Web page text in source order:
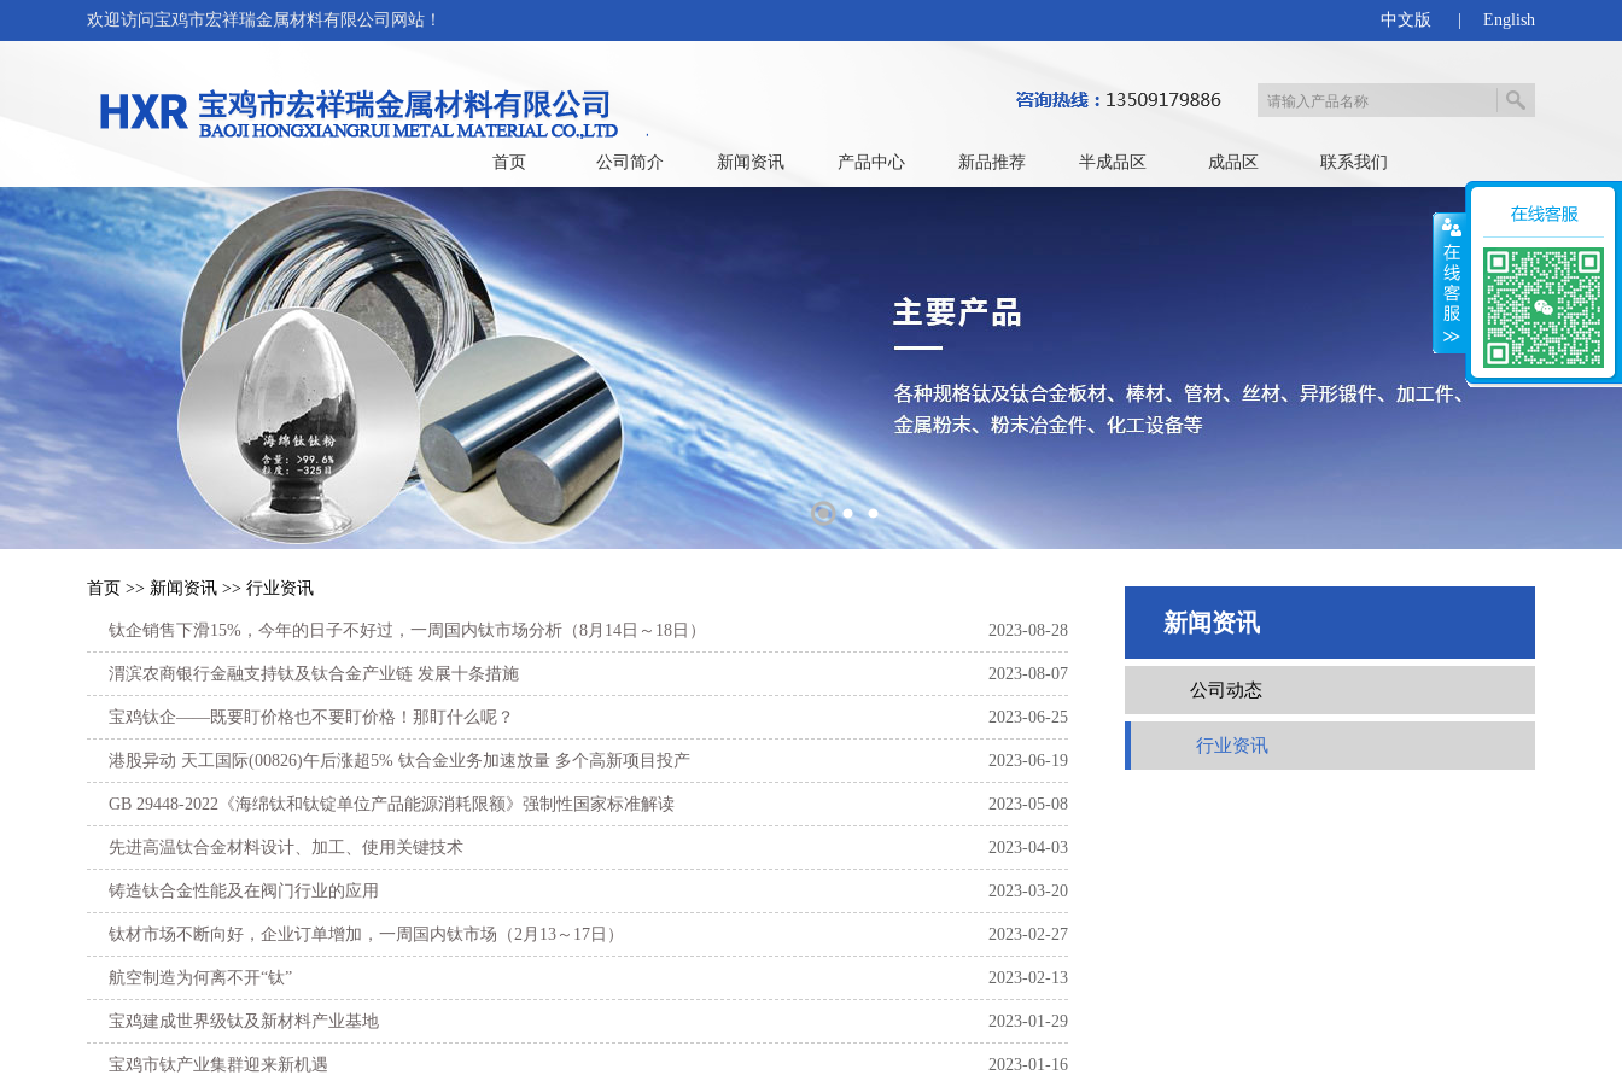
欢迎访问宝鸡市宏祥瑞金属材料有限公司网站！ 中文版 English
首页 公司简介 新闻资讯 产品中心 新品推荐 半成品区 成品区 联系我们
首页 >> 新闻资讯 >> 行业资讯
钛企销售下滑15%，今年的日子不好过，一周国内钛市场分析（8月14日～18日） 2023-08-28
渭滨农商银行金融支持钛及钛合金产业链 发展十条措施 2023-08-07
宝鸡钛企——既要盯价格也不要盯价格！那盯什么呢？ 2023-06-25
港股异动 天工国际(00826)午后涨超5% 钛合金业务加速放量 多个高新项目投产 2023-06-19
GB 29448-2022《海绵钛和钛锭单位产品能源消耗限额》强制性国家标准解读 2023-05-08
先进高温钛合金材料设计、加工、使用关键技术 2023-04-03
铸造钛合金性能及在阀门行业的应用 2023-03-20
钛材市场不断向好，企业订单增加，一周国内钛市场（2月13～17日） 2023-02-27
航空制造为何离不开“钛” 2023-02-13
宝鸡建成世界级钛及新材料产业基地 2023-01-29
宝鸡市钛产业集群迎来新机遇 2023-01-16
新闻资讯
公司动态
行业资讯